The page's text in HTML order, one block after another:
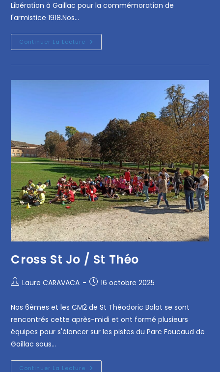
Libération à Gaillac pour la commémoration de
l'armistice 1918.Nos…
Continuer La Lecture
Cross St Jo / St Théo
Laure CARAVACA 16 octobre 2025
Nos 6èmes et les CM2 de St Théodoric Balat se sont
rencontrés cette après-midi et ont formé plusieurs
équipes pour s'élancer sur les pistes du Parc Foucaud de
Gaillac sous…
Continuer La Lecture